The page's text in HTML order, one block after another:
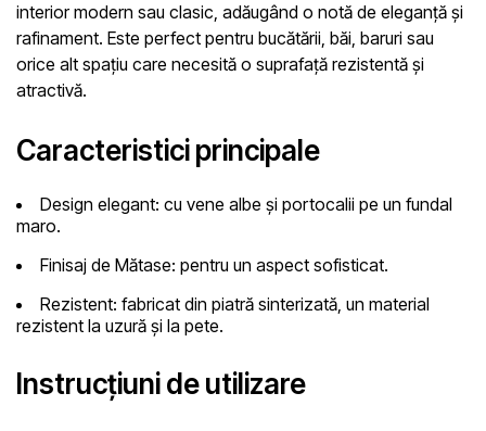
interior modern sau clasic, adăugând o notă de eleganță și
rafinament. Este perfect pentru bucătării, băi, baruri sau
orice alt spațiu care necesită o suprafață rezistentă și
atractivă.
Caracteristici principale
Design elegant: cu vene albe și portocalii pe un fundal
maro.
Finisaj de Mătase: pentru un aspect sofisticat.
Rezistent: fabricat din piatră sinterizată, un material
rezistent la uzură și la pete.
Instrucțiuni de utilizare